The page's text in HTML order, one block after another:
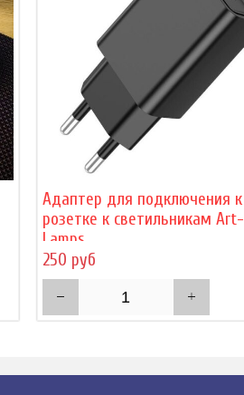
Адаптер для подключения к
розетке к светильникам Art-
Lamps
250 руб